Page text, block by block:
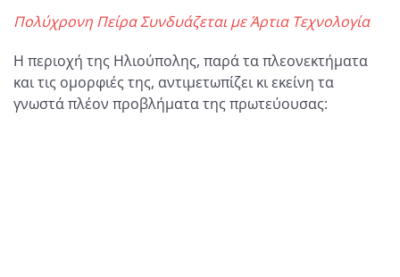
Πολύχρονη Πείρα Συνδυάζεται με Άρτια Τεχνολογία
Η περιοχή της Ηλιούπολης, παρά τα πλεονεκτήματα
και τις ομορφιές της, αντιμετωπίζει κι εκείνη τα
γνωστά πλέον προβλήματα της πρωτεύουσας: